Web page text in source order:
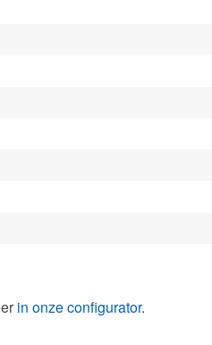
in onze configurator.